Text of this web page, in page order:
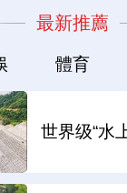
最新推薦
體育
世界级“水